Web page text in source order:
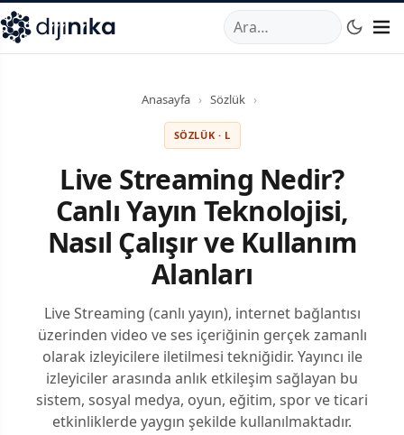
,Marmara Mahallesi,Beylikdüzü34520TRTelefon:0850
Anasayfa › Sözlük ›
SÖZLÜK · L
Live Streaming Nedir?
Canlı Yayın Teknolojisi,
Nasıl Çalışır ve Kullanım
Alanları
Live Streaming (canlı yayın), internet bağlantısı
üzerinden video ve ses içeriğinin gerçek zamanlı
olarak izleyicilere iletilmesi tekniğidir. Yayıncı ile
izleyiciler arasında anlık etkileşim sağlayan bu
sistem, sosyal medya, oyun, eğitim, spor ve ticari
etkinliklerde yaygın şekilde kullanılmaktadır.